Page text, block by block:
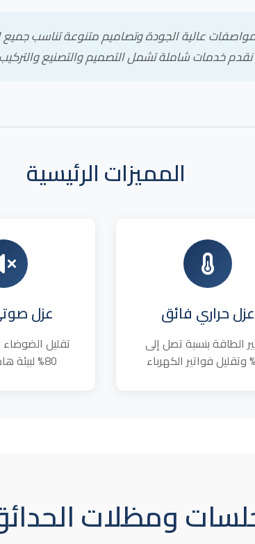
عالية الجودة وتصاميم متنوعة تناسب جميع
المميزات الرئيسية
عزل حراري فائق
الطاقة بنسبة تصل إلى
عزل
تقليل
80% لبيئة هادئة ومريحة
ومظلات